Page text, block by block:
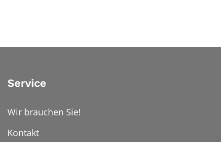
Service
Wir brauchen Sie!
Kontakt